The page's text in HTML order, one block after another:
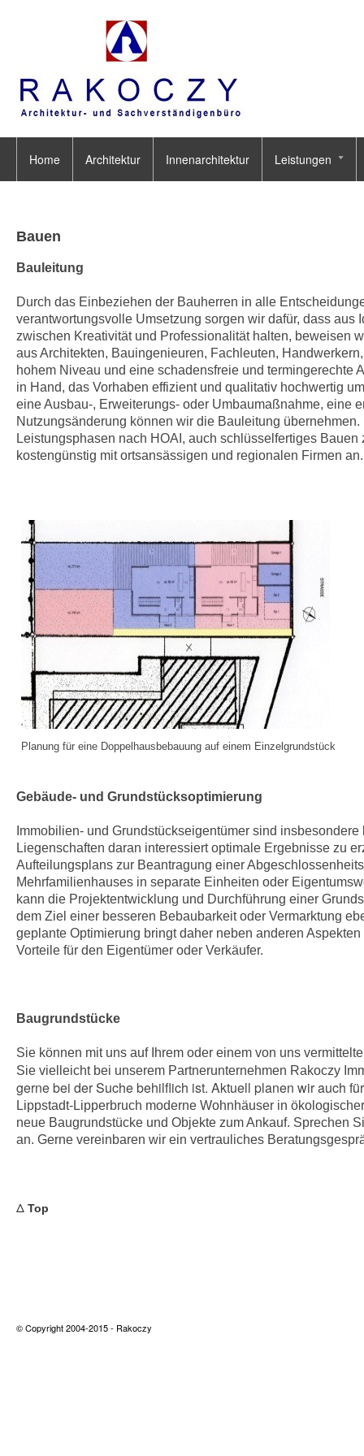
Home Architektur Innenarchitektur Leistungen
Bauen
Bauleitung
Durch das Einbeziehen der Bauherren in alle
verantwortungsvolle Umsetzung sorgen wir dafür, dass
zwischen Kreativität und Professionalität halten, beweisen
aus Architekten, Bauingenieuren, Fachleuten,
hohem Niveau und eine schadensfreie und termingerechte
in Hand, das Vorhaben effizient und qualitativ hochwertig
eine Ausbau-, Erweiterungs- oder Umbaumaßnahme, eine
Nutzungsänderung können wir die Bauleitung
Leistungsphasen nach HOAI, auch schlüsselfertiges
kostengünstig mit ortsansässigen und regionalen Firmen an.
Planung für eine Doppelhausbebauung auf einem Einzelgrundstück
Gebäude- und Grundstücksoptimierung
Immobilien- und Grundstückseigentümer sind
Liegenschaften daran interessiert optimale Ergebnisse zu
Aufteilungsplans zur Beantragung einer
Mehrfamilienhauses in separate Einheiten oder
kann die Projektentwicklung und Durchführung einer
dem Ziel einer besseren Bebaubarkeit oder Vermarktung
geplante Optimierung bringt daher neben anderen
Vorteile für den Eigentümer oder Verkäufer.
Baugrundstücke
Sie können mit uns auf Ihrem oder einem von uns
Sie vielleicht bei unserem Partnerunternehmen Rakoczy
gerne bei der Suche behilflich ist. Aktuell planen wir auch
Lippstadt-Lipperbruch moderne Wohnhäuser in
neue Baugrundstücke und Objekte zum Ankauf. Sprechen
an. Gerne vereinbaren wir ein vertrauliches
Δ Top
© Copyright 2004-2015 - Rakoczy